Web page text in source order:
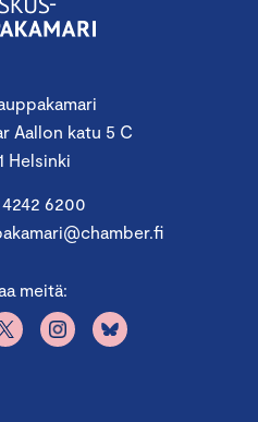
Aallon katu 5 C
Helsinki
6200
meitä: